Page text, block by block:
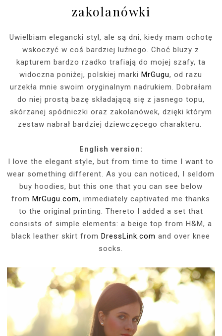
zakolanówki
Uwielbiam elegancki styl, ale są dni, kiedy mam ochotę
wskoczyć w coś bardziej luźnego. Choć bluzy z
kapturem bardzo rzadko trafiają do mojej szafy, ta
widoczna poniżej, polskiej markiMrGugu, od razu
urzekła mnie swoim oryginalnym nadrukiem. Dobrałam
do niej prostą bazę składającą się z jasnego topu,
skórzanej spódniczki oraz zakolanówek, dzięki którym
zestaw nabrał bardziej dziewczęcego charakteru.
English version:
I love the elegant style, but from time to time I want to
wear something different. As you can noticed, I seldom
buy hoodies, but this one that you can see below
fromMrGugu.com, immediately captivated me thanks
to the original printing. Thereto I added a set that
consists of simple elements: a beige top from H&M, a
black leather skirt fromDressLink.com and over knee
socks.